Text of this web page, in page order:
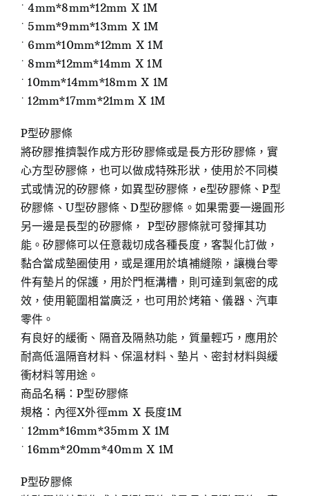
˙ 4mm*8mm*12mm X 1M
˙ 5mm*9mm*13mm X 1M
˙ 6mm*10mm*12mm X 1M
˙ 8mm*12mm*14mm X 1M
˙ 10mm*14mm*18mm X 1M
˙ 12mm*17mm*21mm X 1M
P型矽膠條
將矽膠推擠製作成方形矽膠條或是長方形矽膠條，實
心方型矽膠條，也可以做成特殊形狀，使用於不同模
式或情況的矽膠條，如異型矽膠條，e型矽膠條、P型
矽膠條、U型矽膠條、D型矽膠條。如果需要一邊圓形
另一邊是長型的矽膠條， P型矽膠條就可發揮其功
能。矽膠條可以任意裁切成各種長度，客製化訂做，
黏合當成墊圈使用，或是運用於填補縫隙，讓機台零
件有墊片的保護，用於門框溝槽，則可達到氣密的成
效，使用範圍相當廣泛，也可用於烤箱、儀器、汽車
零件。
有良好的緩衝、隔音及隔熱功能，質量輕巧，應用於
耐高低溫隔音材料、保溫材料、墊片、密封材料與緩
衝材料等用途。
商品名稱：P型矽膠條
規格：內徑X外徑mm X 長度1M
˙ 12mm*16mm*35mm X 1M
˙ 16mm*20mm*40mm X 1M
P型矽膠條